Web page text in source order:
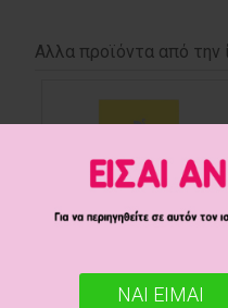
ΝΑΙ ΕΙΜΑΙ
Αλλα προϊόντα από την